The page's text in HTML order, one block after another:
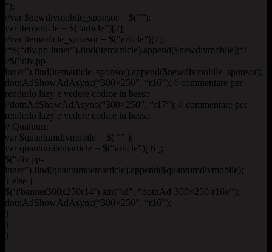
“);
//var $newdivmobile_sponsor = $(“”);
var itemarticle = $(“article”)[2];
//var itemarticle_sponsor = $(“article”)[7];
/*$(“div.pp-inner”).find(itemarticle).append($newdivmobile);*/
//$(“div.pp-
inner”).find(itemarticle_sponsor).append($newdivmobile_sponsor);
dotnAdShowAdAsync(“300×250”, “r16”); // commentare per
renderlo lazy e vedere codice in basso
//dotnAdShowAdAsync(“300×250”, “r17”); // commentare per
renderlo lazy e vedere codice in basso
// Quantum
var $quantumdivmobile = $( “” );
var quantumitemarticle = $(“article”)[ 6 ];
$(“div.pp-
inner”).find(quantumitemarticle).append($quantumdivmobile);
} else {
$(‘#banner300x250r14’).attr(“id”, “dotnAd-300×250-r16x”);
dotnAdShowAdAsync(“300×250”, “r16”);
}
}
}